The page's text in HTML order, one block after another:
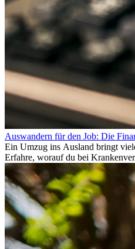
Auswandern für den Job: Die
Ein Umzug ins Ausland bringt
Erfahre, worauf du bei
Rücklagen und Budgetplanung
im Ausland reibungslos gelingt.